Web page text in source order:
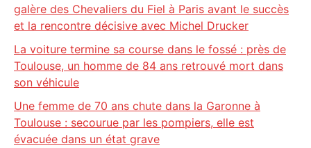
galère des Chevaliers du Fiel à Paris avant le succès
et la rencontre décisive avec Michel Drucker
La voiture termine sa course dans le fossé : près de
Toulouse, un homme de 84 ans retrouvé mort dans
son véhicule
Une femme de 70 ans chute dans la Garonne à
Toulouse : secourue par les pompiers, elle est
évacuée dans un état grave